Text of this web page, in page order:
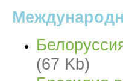
(67 Kb)